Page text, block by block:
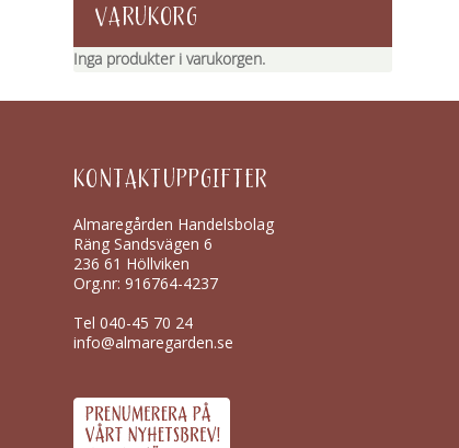
VARUKORG
Inga produkter i varukorgen.
KONTAKTUPPGIFTER
Almaregården Handelsbolag
Räng Sandsvägen 6
236 61 Höllviken
Org.nr: 916764-4237
Tel040-45 70 24
info@almaregarden.se